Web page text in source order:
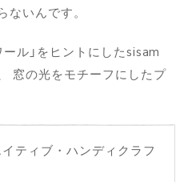
いんです。
ル」をヒントにしたsisam
窓の光をモチーフにしたプ
ティブ・ハンディクラフ